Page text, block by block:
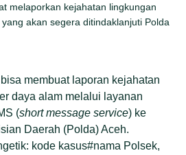
melaporkan kejahatan lingkungan
akan segera ditindaklanjuti Polda
membuat laporan kejahatan
daya alam melalui layanan
(short message service) ke
Daerah (Polda) Aceh.
kode kasus#nama Polsek,